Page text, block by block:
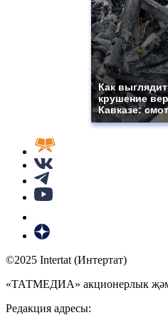
Как
крушение
Кавказе:
©2025 Intertat (Интертат)
«ТАТМЕДИА» акционерлык
Редакция адресы: